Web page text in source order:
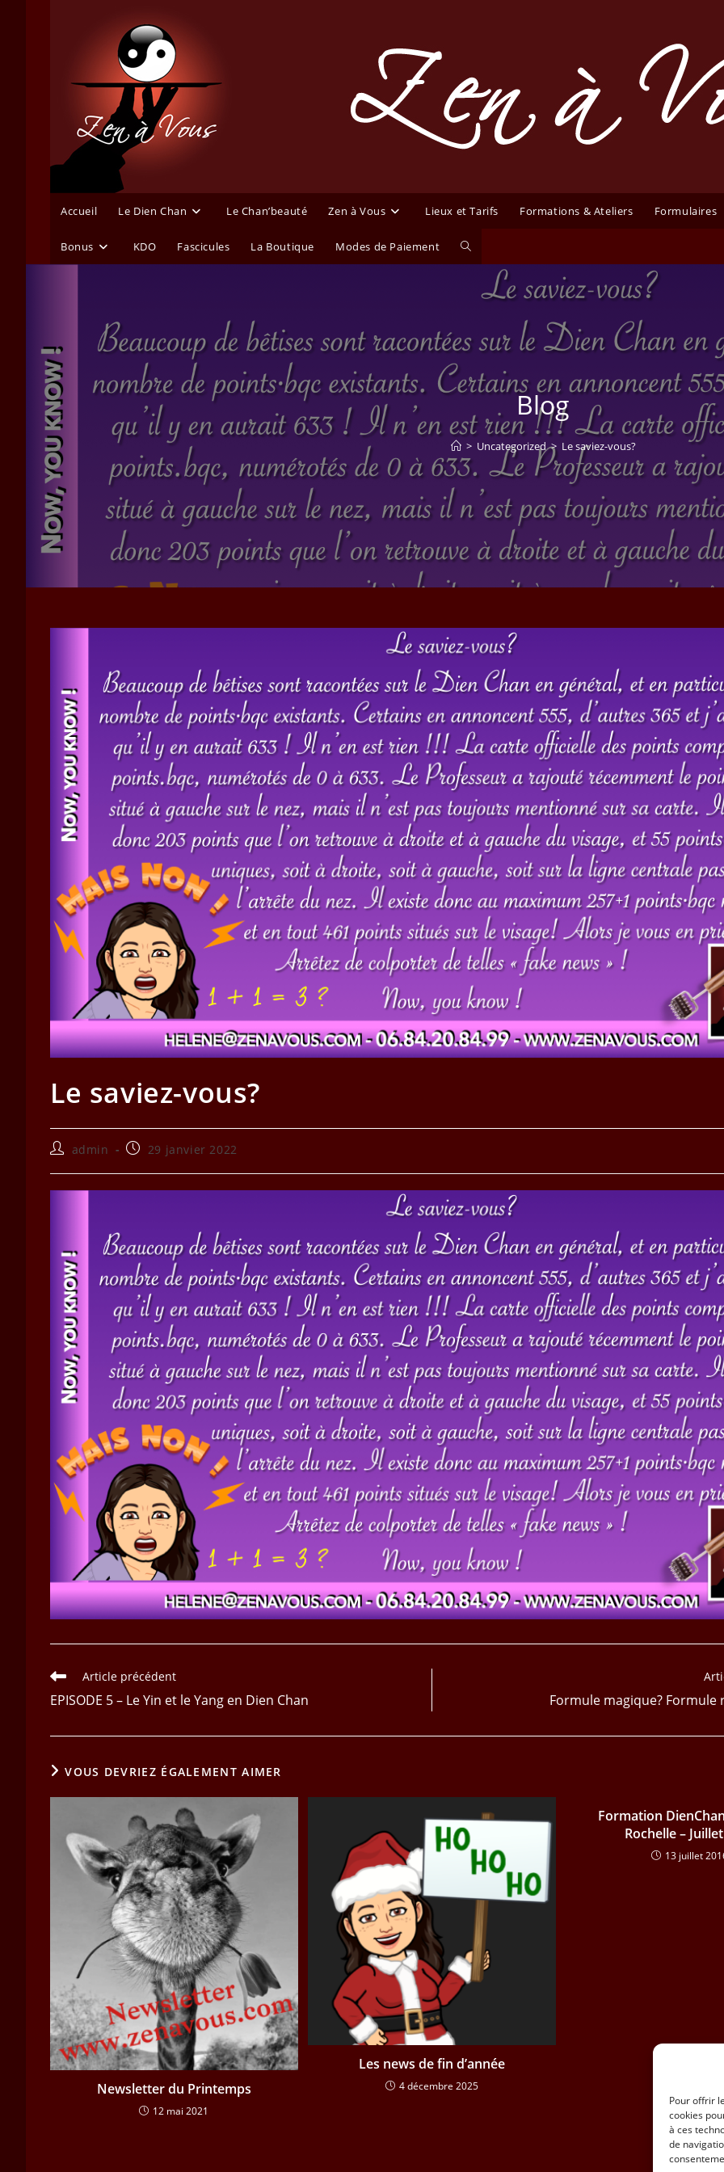
Pour offrir
cookies
à ces
de
Accueil Le Dien Chan Le Chan’beauté Zen à Vous Lieux et Tarifs Formations & Ateliers Formulaires
Bonus KDO Fascicules La Boutique Modes de Paiement Toggle
website
Blog
> Uncategorized > Le saviez-vous?
Le saviez-vous?
Auteur/autrice
la
publication :
admin
Publication
29 janvier 2022
Read
articles
Article précédent
EPISODE 5 – Le Yin et le Yang en Dien Chan Formule magique? Formule
VOUS DEVRIEZ ÉGALEMENT AIMER
Newsletter du Printemps
12 mai 2021
Les news de fin d’année
4 décembre 2025
Formation
Rochelle –
13 juillet